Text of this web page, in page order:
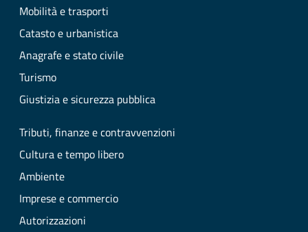
Mobilità e trasporti
Catasto e urbanistica
Anagrafe e stato civile
Turismo
Giustizia e sicurezza pubblica
Tributi, finanze e contravvenzioni
Cultura e tempo libero
Ambiente
Imprese e commercio
Autorizzazioni